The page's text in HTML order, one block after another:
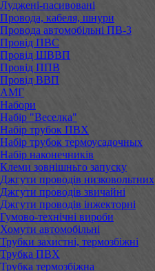
Луджені-пасивовані
Провода, кабеля, шнури
Провода автомобільні ПВ-3
Провід ПВС
Провід ШВВП
Провід ППВ
Провід ВВП
АМГ
Набори
Набір "Веселка"
Набір трубок ПВХ
Набір трубок термоусадочных
Набір наконечників
Клеми зовнішньго запуску
Джгути проводів низковольтних
Джгути проводів звичайні
Джгути проводів інжекторні
Гумово-технічні вироби
Хомути автомобільні
Трубки захистні, термозбіжні
Трубка ПВХ
Трубка термозбіжна